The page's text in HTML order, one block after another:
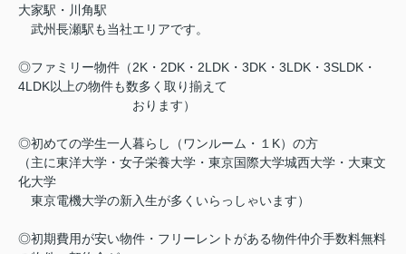
大家駅・川角駅
武州長瀬駅も当社エリアです。
◎ファミリー物件（2K・2DK・2LDK・3DK・3LDK・3SLDK・
4LDK以上の物件も数多く取り揃えて
おります）
◎初めての学生一人暮らし（ワンルーム・１K）の方
（主に東洋大学・女子栄養大学・東京国際大学城西大学・大東文
化大学
東京電機大学の新入生が多くいらっしゃいます）
◎初期費用が安い物件・フリーレントがある物件仲介手数料無料